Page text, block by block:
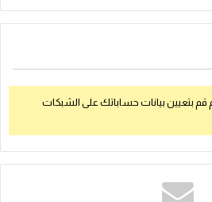
بتعيين بيانات حساباتك على الشبكات